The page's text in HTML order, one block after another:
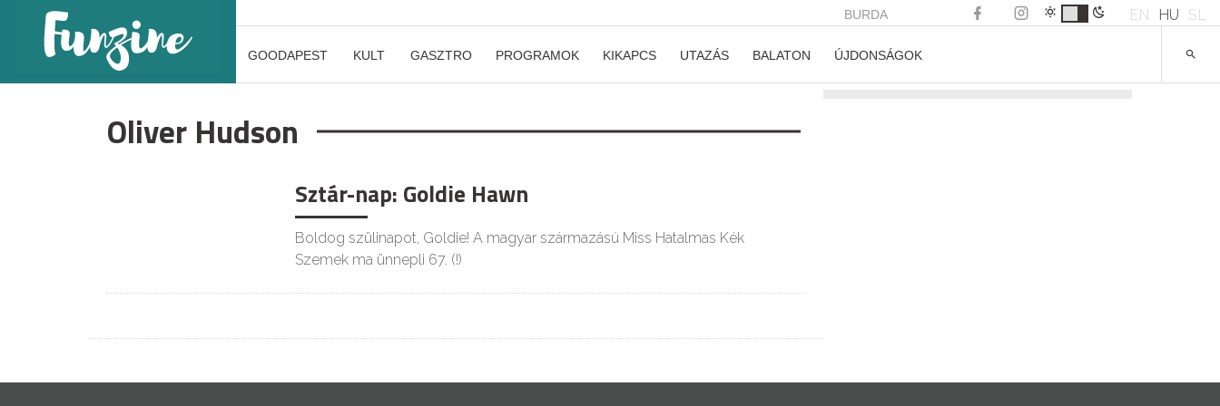
BURDA EN HU SL
GOODAPEST KULT GASZTRO PROGRAMOK KIKAPCS UTAZÁS BALATON ÚJDONSÁGOK
Oliver Hudson
Sztár-nap: Goldie Hawn
Boldog szülinapot, Goldie! A magyar származású Miss Hatalmas Kék
Szemek ma ünnepli 67. (!)